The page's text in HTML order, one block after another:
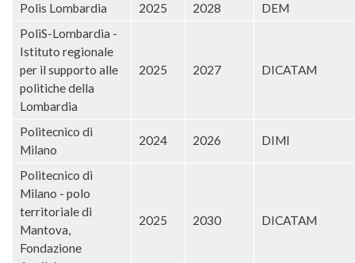
Polis Lombardia 2025 2028
DEM
PoliS-Lombardia -
Istituto regionale
per il supporto alle
politiche della
Lombardia
2025 2027 DICATAM
Politecnico di
Milano
2024 2026 DIMI
Politecnico di
Milano - polo
territoriale di
Mantova,
Fondazione
2025 2030 DICATAM